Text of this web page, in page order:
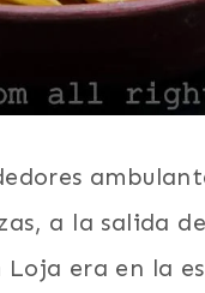
a la salida
era en la